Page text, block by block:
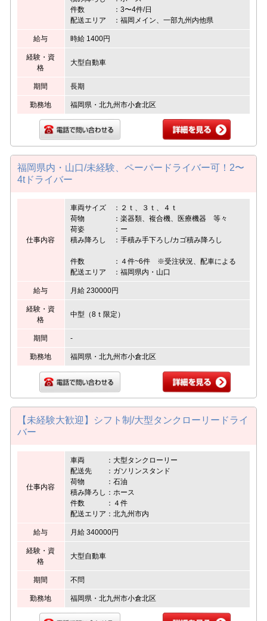
件数 ：3〜4件/日
配送エリア ：福岡メイン、一部九州内他県
給与 時給 1400円
経験・資
格
大型自動車
期間 長期
勤務地 福岡県・北九州市小倉北区
福岡県内・山口/未経験、ペーパードライバー可！2〜
4tドライバー
仕事内容
車両サイズ ：２ｔ、３ｔ、４ｔ
荷物 ：楽器類、複合機、医療機器 等々
荷姿 ：ー
積み降ろし ：手積み手下ろし/カゴ積み降ろし
件数 ：４件~6件 ※受注状況、配車による
配送エリア ：福岡県内・山口
給与 月給 230000円
経験・資
格
中型（8ｔ限定）
期間 -
勤務地 福岡県・北九州市小倉北区
【未経験大歓迎】シフト制/大型タンクローリードライ
バー
仕事内容
車両 ：大型タンクローリー
配送先 ：ガソリンスタンド
荷物 ：石油
積み降ろし：ホース
件数 ：４件
配送エリア：北九州市内
給与 月給 340000円
経験・資
格
大型自動車
期間 不問
勤務地 福岡県・北九州市小倉北区